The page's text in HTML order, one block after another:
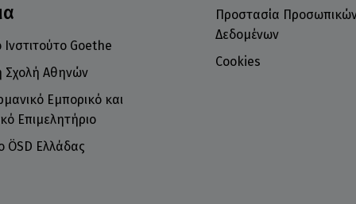
Ινστιτούτο Goethe
Σχολή Αθηνών
Εμπορικό και
Επιμελητήριο
ÖSD Ελλάδας
Προστασία
Δεδομένων
Cookies